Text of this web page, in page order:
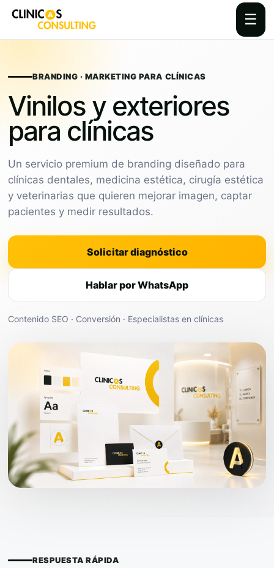
☰
contentBRANDING · MARKETING PARA CLÍNICAS
Vinilos y exteriores
para clínicas
Un servicio premium de branding diseñado para
clínicas dentales, medicina estética, cirugía estética
y veterinarias que quieren mejorar imagen, captar
pacientes y medir resultados.
Solicitar diagnóstico
Hablar por WhatsApp
Contenido SEO · Conversión · Especialistas en clínicas
RESPUESTA RÁPIDA